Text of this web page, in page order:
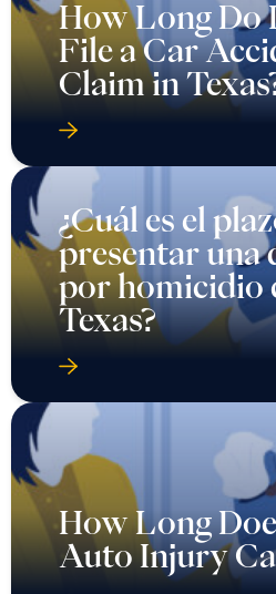
How Long Do
File a Car
Claim in
¿Cuál es el
presentar una
por homicidio
Texas?
How Long
Auto Injury